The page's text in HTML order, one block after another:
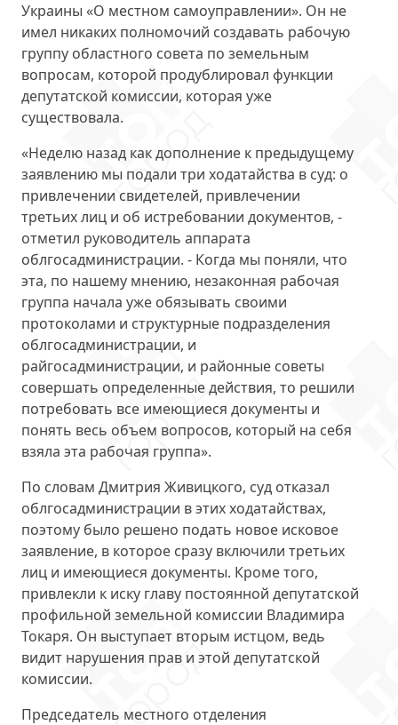
Украины «О местном самоуправлении». Он не
имел никаких полномочий создавать рабочую
группу областного совета по земельным
вопросам, которой продублировал функции
депутатской комиссии, которая уже
существовала.
«Неделю назад как дополнение к предыдущему
заявлению мы подали три ходатайства в суд: о
привлечении свидетелей, привлечении
третьих лиц и об истребовании документов, -
отметил руководитель аппарата
облгосадминистрации. - Когда мы поняли, что
эта, по нашему мнению, незаконная рабочая
группа начала уже обязывать своими
протоколами и структурные подразделения
облгосадминистрации, и
райгосадминистрации, и районные советы
совершать определенные действия, то решили
потребовать все имеющиеся документы и
понять весь объем вопросов, который на себя
взяла эта рабочая группа».
По словам Дмитрия Живицкого, суд отказал
облгосадминистрации в этих ходатайствах,
поэтому было решено подать новое исковое
заявление, в которое сразу включили третьих
лиц и имеющиеся документы. Кроме того,
привлекли к иску главу постоянной депутатской
профильной земельной комиссии Владимира
Токаря. Он выступает вторым истцом, ведь
видит нарушения прав и этой депутатской
комиссии.
Председатель местного отделения